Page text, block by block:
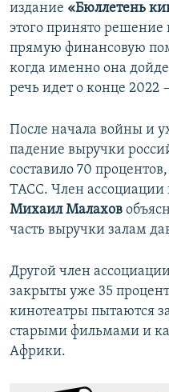
издание «Бюллетень
этого принято
прямую финансовую
когда именно она
речь идет о конце 2022
После начала войны и
падение выручки
составило 70
ТАСС. Член ассоциации
Михаил Малахов
часть выручки залам
Другой член ассоциации
закрыты уже 35
кинотеатры пытаются
старыми фильмами и
Африки.